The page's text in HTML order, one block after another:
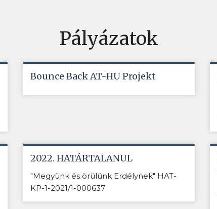
Pályázatok
Bounce Back AT-HU Projekt
2022. HATÁRTALANUL
"Megyünk és örülünk Erdélynek" HAT-
KP-1-2021/1-000637